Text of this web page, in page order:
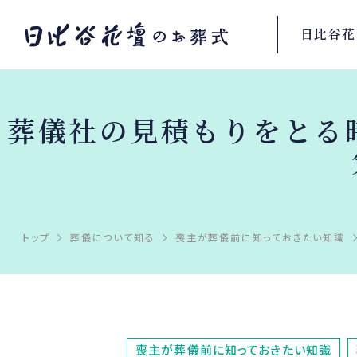
日比谷
葬儀社の見積もりをと
トップ 葬儀について知る 喪主が葬儀前に知っておきたい知識
喪主が葬儀前に知っておきたい知識